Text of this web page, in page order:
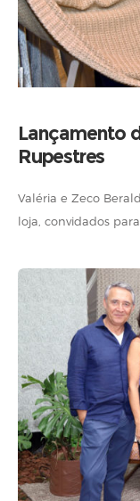
Lançamento
Rupestres
Valéria e Zeco
loja, convidados